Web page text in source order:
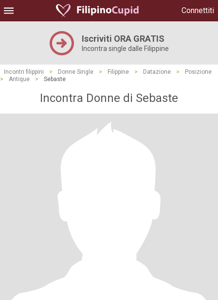
Connettiti
Iscriviti ORA GRATIS
Incontra single dalle Filippine
Incontri filippini > Donne Single > Filippine > Datazione >
Posizione
>
Antique > Sebaste
Incontra Donne di Sebaste